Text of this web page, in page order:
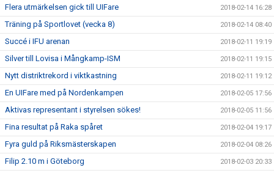
Flera utmärkelsen gick till UIFare 2018-02-14 16:28
Träning på Sportlovet (vecka 8) 2018-02-14 08:40
Succé i IFU arenan 2018-02-11 19:19
Silver till Lovisa i Mångkamp-ISM 2018-02-11 19:15
Nytt distriktrekord i viktkastning 2018-02-11 19:12
En UIFare med på Nordenkampen 2018-02-05 17:56
Aktivas representant i styrelsen sökes! 2018-02-05 11:56
Fina resultat på Raka spåret 2018-02-04 19:17
Fyra guld på Riksmästerskapen 2018-02-04 08:26
Filip 2.10 m i Göteborg 2018-02-03 20:33